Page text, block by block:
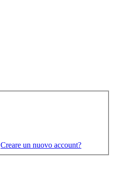
Creare un nuovo account?